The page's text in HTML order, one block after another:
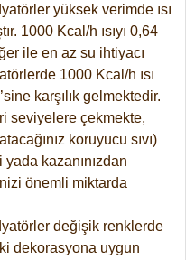
yüksek verimde ısı
1000 Kcal/h ısıyı 0,64
ile en az su ihtiyacı
1000 Kcal/h ısı
karşılık gelmektedir.
seviyelere çekmekte,
koruyucu sıvı)
yada kazanınızdan
önemli miktarda
değişik renklerde
dekorasyona uygun